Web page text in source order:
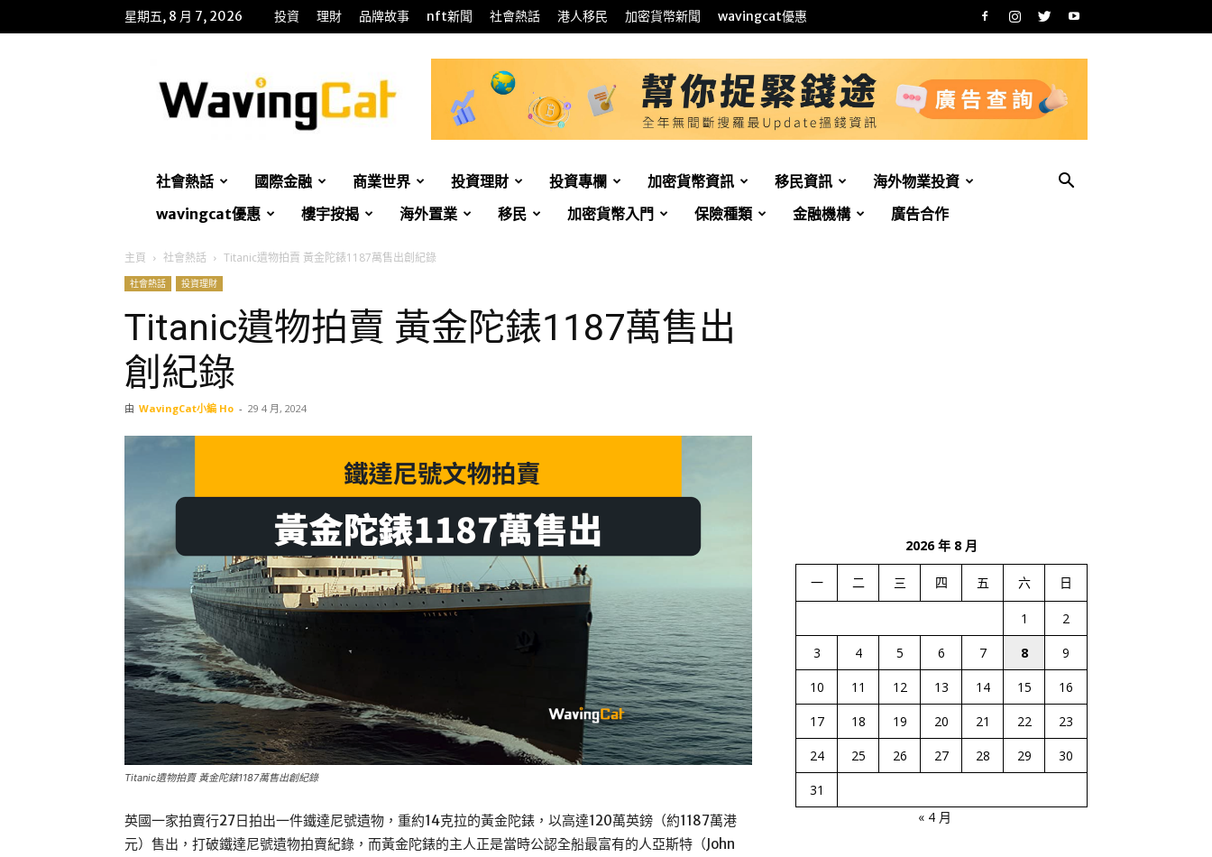
星期五, 8 月 7, 2026 投資 理財 品牌故事 nft新聞 社會熱話 港人移民 加密貨幣新聞 wavingcat優惠
招
財
貓
社會熱話 國際金融 商業世界 投資理財 投資專欄 加密貨幣資訊 移民資訊
海外物業投資
wavingcat優惠
樓宇按揭 海外置業 移民 加密貨幣入門 保險種類 金融機構 廣告合作
主頁 社會熱話 Titanic遺物拍賣 黃金陀錶1187萬售出創紀錄
社會熱話 投資理財
Titanic遺物拍賣 黃金陀錶1187萬售出
創紀錄
由 WavingCat小編 Ho - 29 4 月, 2024
Titanic遺物拍賣 黃金陀錶1187萬售出創紀錄
英國一家拍賣行27日拍出一件鐵達尼號遺物，重約14克拉的黃金陀錶，以高達120萬英鎊（約1187萬港
元）售出，打破鐵達尼號遺物拍賣紀錄，而黃金陀錶的主人正是當時公認全船最富有的人亞斯特（John
2026 年 8 月
一 二 三 四 五 六 日
1
2
3
4 5 6 7 8
9
10
11 12 13 14 15
16
17
18 19 20 21 22
23
24
25 26 27 28 29
30
31
« 4 月